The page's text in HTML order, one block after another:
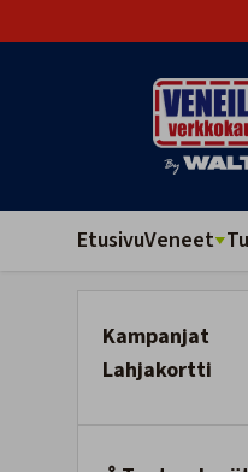
EtusivuVeneet
Kampanjat
Lahjakortti